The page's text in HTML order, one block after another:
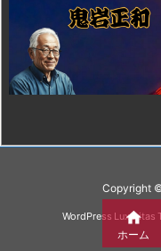
Copyright
WordPress Luxeritas

ホーム